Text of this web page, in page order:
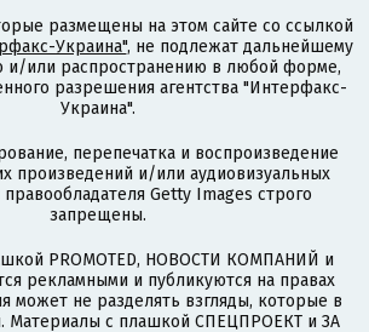
размещены на этом сайте со ссылкой
Украина", не подлежат дальнейшему
и/или распространению в любой форме,
разрешения агентства "Интерфакс-
Украина".
перепечатка и воспроизведение
произведений и/или аудиовизуальных
Getty Images строго
запрещены.
PROMOTED, НОВОСТИ КОМПАНИЙ и
рекламными и публикуются на правах
может не разделять взгляды, которые в
Материалы с плашкой СПЕЦПРОЕКТ и ЗА